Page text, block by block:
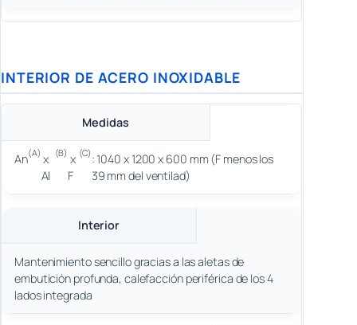
INTERIOR DE ACERO INOXIDABLE
Medidas
An(A) x
Al
(B) x
F
(C) : 1040 x 1200 x 600 mm (F menos los
39 mm del ventilad)
Interior
Mantenimiento sencillo gracias a las aletas de
embutición profunda, calefacción periférica de los 4
lados integrada